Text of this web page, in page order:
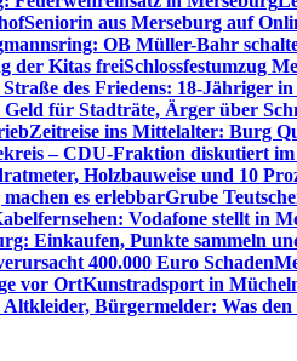
Seniorin aus Merseburg auf
OB Müller-Bahr
der Kitas freiSchlossfestumzug
des Friedens: 18-Jähriger
für Stadträte, Ärger über
Zeitreise ins Mittelalter: Burg
– CDU-Fraktion diskutiert im
Holzbauweise und 10
es erlebbarGrube
Vodafone stellt in
Einkaufen, Punkte sammeln
400.000 Euro Schaden
vor OrtKunstradsport in
Bürgermelder: Was den